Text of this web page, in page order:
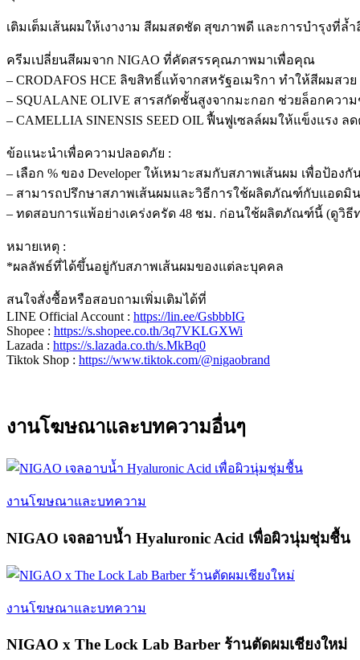
เติมเต็มเส้นผมให้เงางาม สีผมสดชัด สุขภาพดี และการบำรุงที่ล้
ครีมเปลี่ยนสีผมจาก NIGAO ที่คัดสรรคุณภาพมาเพื่อคุณ
– CRODAFOS HCE ลิขสิทธิ์แท้จากสหรัฐอเมริกา ทำให้สีผม
– SQUALANE OLIVE สารสกัดชั้นสูงจากมะกอก ช่วยล็อกควา
– CAMELLIA SINENSIS SEED OIL ฟื้นฟูเซลล์ผมให้แข็งแร
ข้อแนะนำเพื่อความปลอดภัย :
– เลือก % ของ Developer ให้เหมาะสมกับสภาพเส้นผม เพื่อป้องกั
– สามารถปรึกษาสภาพเส้นผมและวิธีการใช้ผลิตภัณฑ์กับแอดมิน
– ทดสอบการแพ้อย่างเคร่งครัด 48 ชม. ก่อนใช้ผลิตภัณฑ์นี้ (ดูวิธี
หมายเหตุ :
*ผลลัพธ์ที่ได้ขึ้นอยู่กับสภาพเส้นผมของแต่ละบุคคล
สนใจสั่งซื้อหรือสอบถามเพิ่มเติมได้ที่
LINE Official Account : https://lin.ee/GsbbbIG
Shopee : https://s.shopee.co.th/3q7VKLGXWi
Lazada : https://s.lazada.co.th/s.MkBq0
Tiktok Shop : https://www.tiktok.com/@nigaobrand
งานโฆษณาและบทความอื่นๆ
งานโฆษณาและบทความ
NIGAO เจลอาบน้ำ Hyaluronic Acid เพื่อผิวนุ่มชุ่มชื้น
งานโฆษณาและบทความ
NIGAO x The Lock Lab Barber ร้านตัดผมเชียงใหม่